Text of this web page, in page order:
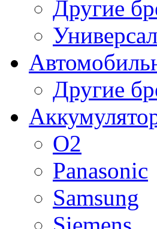
Другие
Другие
O2
Panasonic
Samsung